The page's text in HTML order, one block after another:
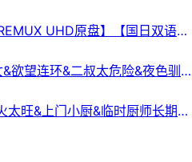
UHD原盘】【国日双语】
欲望连环&二叔太危险&夜色驯
短剧
旺&上门小厨&临时厨师长期关